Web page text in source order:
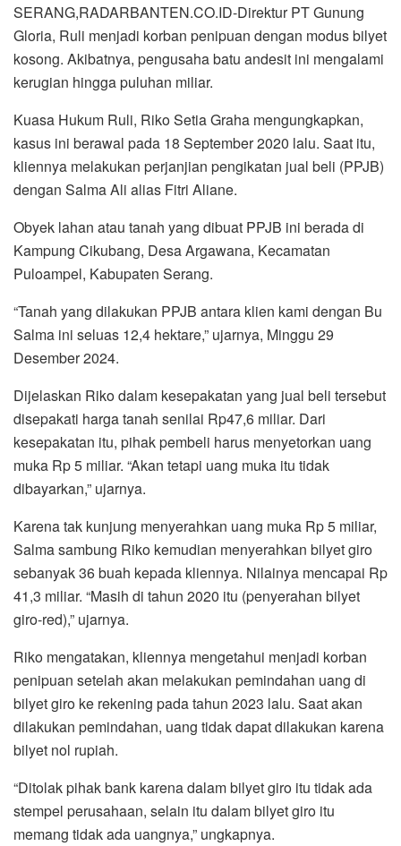
SERANG,RADARBANTEN.CO.ID-Direktur PT Gunung
Gloria, Ruli menjadi korban penipuan dengan modus bilyet
kosong. Akibatnya, pengusaha batu andesit ini mengalami
kerugian hingga puluhan miliar.
Kuasa Hukum Ruli, Riko Setia Graha mengungkapkan,
kasus ini berawal pada 18 September 2020 lalu. Saat itu,
kliennya melakukan perjanjian pengikatan jual beli (PPJB)
dengan Salma Ali alias Fitri Aliane.
Obyek lahan atau tanah yang dibuat PPJB ini berada di
Kampung Cikubang, Desa Argawana, Kecamatan
Puloampel, Kabupaten Serang.
“Tanah yang dilakukan PPJB antara klien kami dengan Bu
Salma ini seluas 12,4 hektare,” ujarnya, Minggu 29
Desember 2024.
Dijelaskan Riko dalam kesepakatan yang jual beli tersebut
disepakati harga tanah senilai Rp47,6 miliar. Dari
kesepakatan itu, pihak pembeli harus menyetorkan uang
muka Rp 5 miliar. “Akan tetapi uang muka itu tidak
dibayarkan,” ujarnya.
Karena tak kunjung menyerahkan uang muka Rp 5 miliar,
Salma sambung Riko kemudian menyerahkan bilyet giro
sebanyak 36 buah kepada kliennya. Nilainya mencapai Rp
41,3 miliar. “Masih di tahun 2020 itu (penyerahan bilyet
giro-red),” ujarnya.
Riko mengatakan, kliennya mengetahui menjadi korban
penipuan setelah akan melakukan pemindahan uang di
bilyet giro ke rekening pada tahun 2023 lalu. Saat akan
dilakukan pemindahan, uang tidak dapat dilakukan karena
bilyet nol rupiah.
“Ditolak pihak bank karena dalam bilyet giro itu tidak ada
stempel perusahaan, selain itu dalam bilyet giro itu
memang tidak ada uangnya,” ungkapnya.